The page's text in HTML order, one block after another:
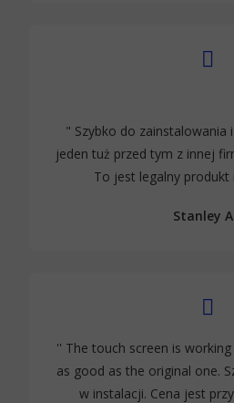
" Szybko do zainstalowania
jeden tuż przed tym z innej
To jest legalny produkt
Stanley
'' The touch screen is
as good as the original one.
w instalacji. Cena jest